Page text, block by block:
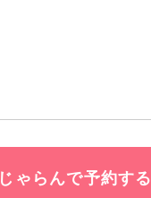
じゃらんで予約する